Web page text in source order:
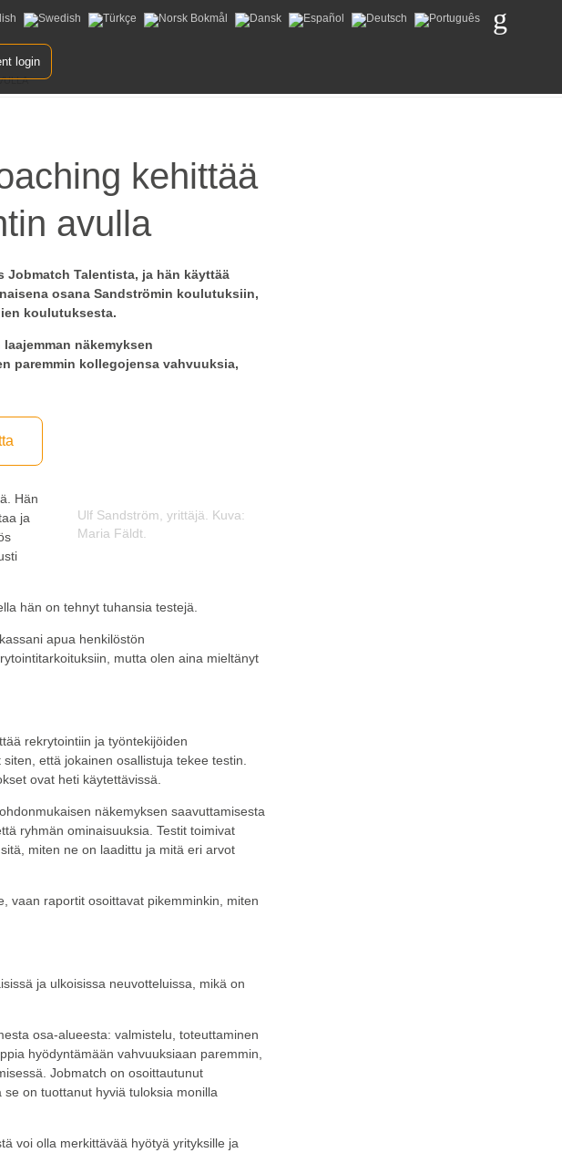
login
kehittää
avulla
Jobmatch Talentista, ja hän käyttää
osana Sandströmin koulutuksiin,
koulutuksesta.
näkemyksen
paremmin kollegojensa vahvuuksia,
Ulf Sandström, yrittäjä. Kuva:
Maria Fäldt.
Hän
ja
hän on tehnyt tuhansia testejä.
apua henkilöstön
mutta olen aina mieltänyt
rekrytointiin ja työntekijöiden
että jokainen osallistuja tekee testin.
ovat heti käytettävissä.
näkemyksen saavuttamisesta
ryhmän ominaisuuksia. Testit toimivat
miten ne on laadittu ja mitä eri arvot
vaan raportit osoittavat pikemminkin, miten
ja ulkoisissa neuvotteluissa, mikä on
osa-alueesta: valmistelu, toteuttaminen
hyödyntämään vahvuuksiaan paremmin,
Jobmatch on osoittautunut
on tuottanut hyviä tuloksia monilla
voi olla merkittävää hyötyä yrityksille ja